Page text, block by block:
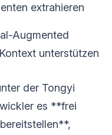
extrahieren
Augmented
unterstützen
der Tongyi
es **frei